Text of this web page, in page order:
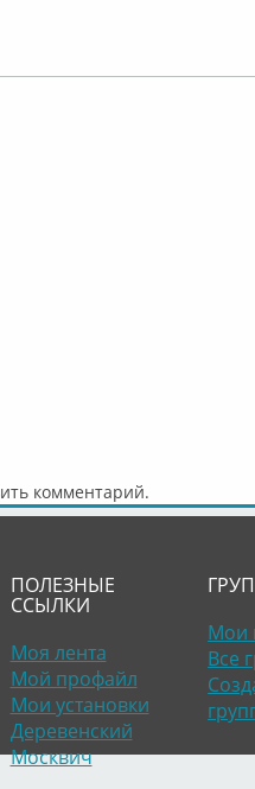
комментарий.
ПОЛЕЗНЫЕ
ССЫЛКИ
Моя лента
Мой профайл
Мои установки
Деревенский
Москвич
Мои
Все